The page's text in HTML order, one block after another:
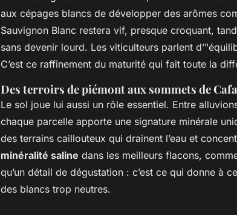
aux cépages blancs de développer des arômes
Sauvignon Blanc restera vif, presque croquant,
sans devenir lourd. Les viticulteurs parlent
C’est ce raffinement du maturité qui fait toute la
Des terroirs de piémont aux sommets de
Le sol joue lui aussi un rôle essentiel. Entre
chaque parcelle apporte une signature minérale
des terrains caillouteux qui drainent l’eau et
minéralité saline dans les meilleurs flacons,
qu’un détail de dégustation : c’est ce qui donne à
des blancs trop neutres.